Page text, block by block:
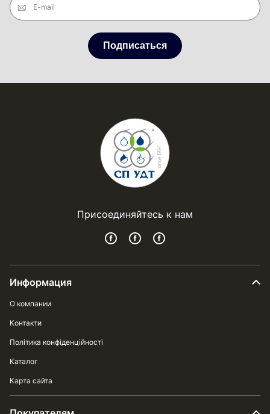
E-mail
Подписаться
Присоединяйтесь к нам
Информация
О компании
Контакти
Політика конфіденційності
Каталог
Карта сайта